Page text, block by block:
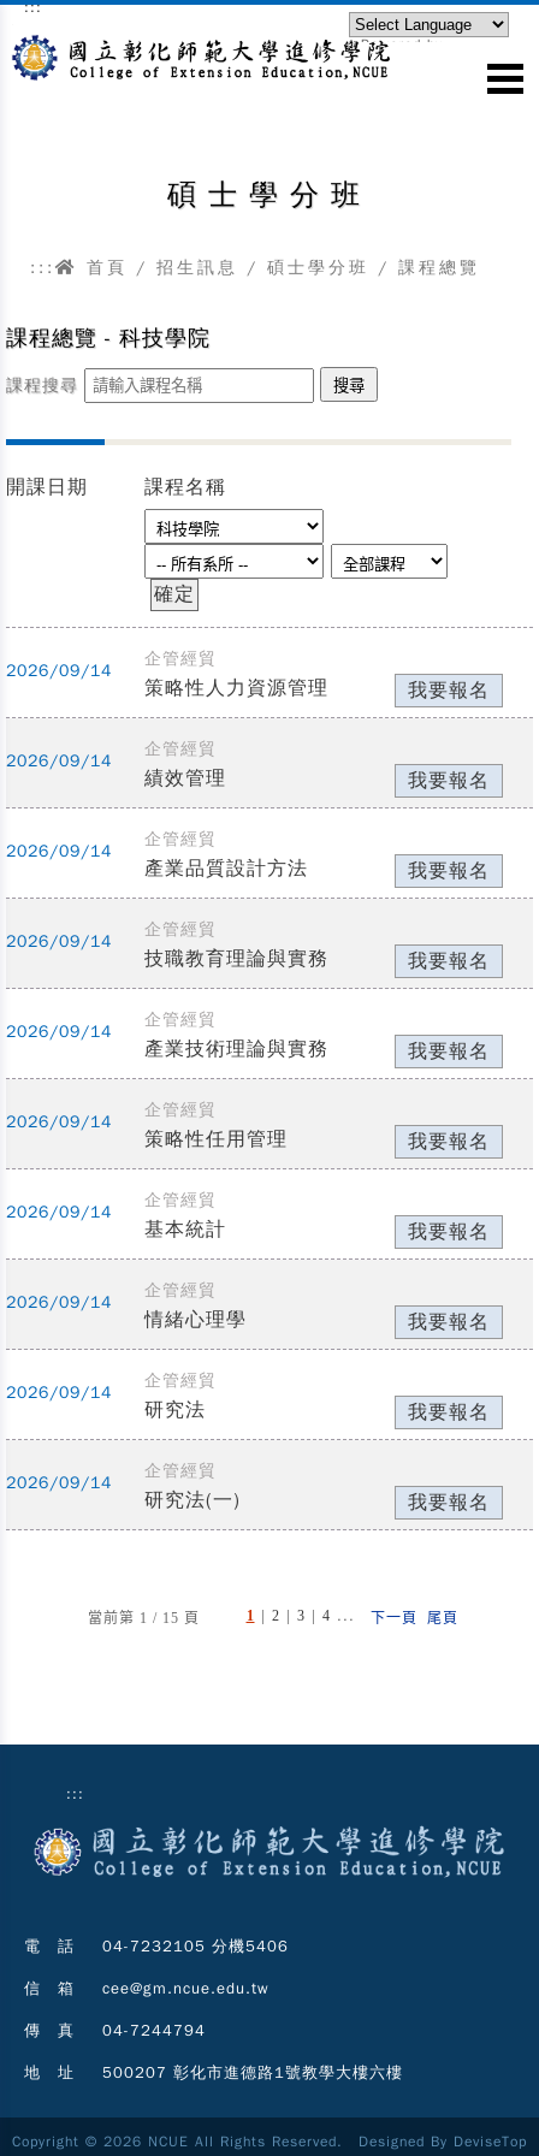
跳到主要內容區塊
:::
Powered by
碩士學分班
::: 首頁 / 招生訊息 / 碩士學分班 / 課程總覽
課程總覽 - 科技學院
課程搜尋
開課日期 課程名稱
2026/09/14
企管經貿
策略性人力資源管理 我要報名
2026/09/14
企管經貿
績效管理 我要報名
2026/09/14
企管經貿
產業品質設計方法 我要報名
2026/09/14
企管經貿
技職教育理論與實務 我要報名
2026/09/14
企管經貿
產業技術理論與實務 我要報名
2026/09/14
企管經貿
策略性任用管理 我要報名
2026/09/14
企管經貿
基本統計 我要報名
2026/09/14
企管經貿
情緒心理學 我要報名
2026/09/14
企管經貿
研究法 我要報名
2026/09/14
企管經貿
研究法(一) 我要報名
當前第 1 / 15 頁 1 | 2 | 3 | 4 ... 下一頁 尾頁
:::
電 話 04-7232105 分機5406
信 箱 cee@gm.ncue.edu.tw
傳 真 04-7244794
地 址 500207 彰化市進德路1號教學大樓六樓
Copyright © 2026 NCUE All Rights Reserved. Designed By DeviseTop